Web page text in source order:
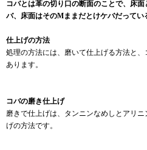
コバとは革の切り口の断面のことで、床
バ、床面はそのMままだとけケバだってい
仕上げの方法
処理の方法には、磨いて仕上げる方法と
あります。
コバの磨き仕上げ
磨きで仕上げは、タンニンなめしとアリ
げの方法です。